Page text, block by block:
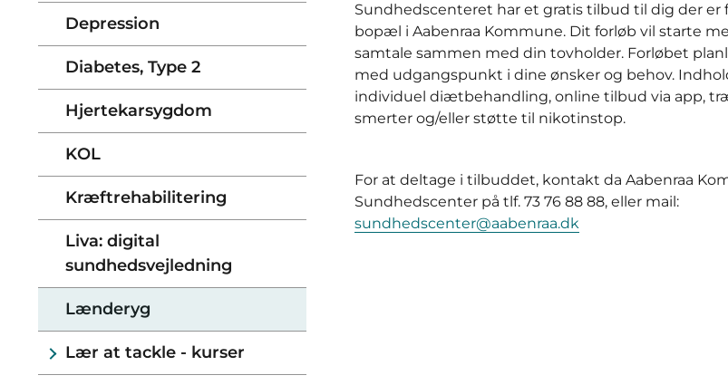
Depression
Diabetes, Type 2
Hjertekarsygdom
KOL
Kræftrehabilitering
Liva: digital
sundhedsvejledning
Lænderyg
Lær at tackle - kurser
Sundhedscenteret har et gratis tilbud til dig der er
bopæl i Aabenraa Kommune. Dit forløb vil starte
samtale sammen med din tovholder. Forløbet
med udgangspunkt i dine ønsker og behov.
individuel diætbehandling, online tilbud via app,
smerter og/eller støtte til nikotinstop.
For at deltage i tilbuddet, kontakt da Aabenraa
Sundhedscenter på tlf. 73 76 88 88, eller mail:
sundhedscenter@aabenraa.dk